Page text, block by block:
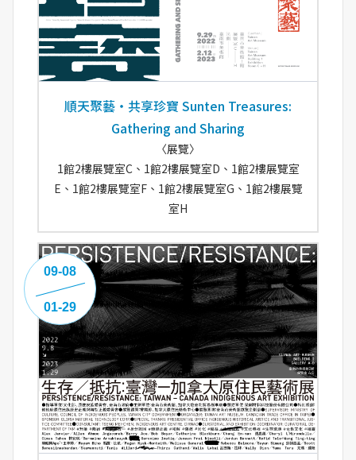
順天聚藝‧共享珍寶 Sunten Treasures:
Gathering and Sharing
〈展覽〉
1館2樓展覽室C、1館2樓展覽室D、1館2樓展覽室
E、1館2樓展覽室F、1館2樓展覽室G、1館2樓展覽
室H
09-08
01-29